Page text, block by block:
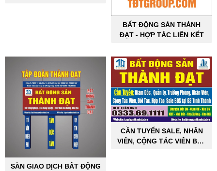
BẤT ĐỘNG SẢN THÀNH
ĐẠT - HỢP TÁC LIÊN KẾT
SÀN GIAO DỊCH BẤT ĐỘNG
CẦN TUYỂN SALE, NHÂN
VIÊN, CỘNG TÁC VIÊN BẤT